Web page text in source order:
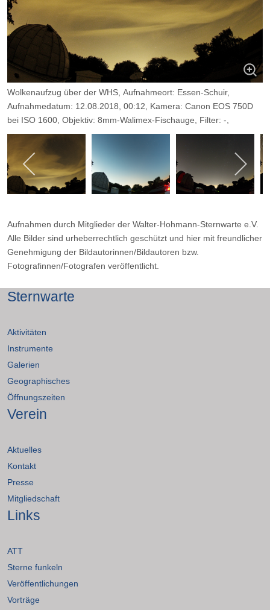
Wolkenaufzug über der WHS, Aufnahmeort: Essen-Schuir,
Aufnahmedatum: 12.08.2018, 00:12, Kamera: Canon EOS 750D
bei ISO 1600, Objektiv: 8mm-Walimex-Fischauge, Filter: -,
Belichtungszeit: 10sec, Blende: 3,5.
Aufnahmen durch Mitglieder der Walter-Hohmann-Sternwarte e.V.
Alle Bilder sind urheberrechtlich geschützt und hier mit freundlicher
Genehmigung der Bildautorinnen/Bildautoren bzw.
Fotografinnen/Fotografen veröffentlicht.
Sternwarte
Aktivitäten
Instrumente
Galerien
Geographisches
Öffnungszeiten
Verein
Aktuelles
Kontakt
Presse
Mitgliedschaft
Links
ATT
Sterne funkeln
Veröffentlichungen
Vorträge